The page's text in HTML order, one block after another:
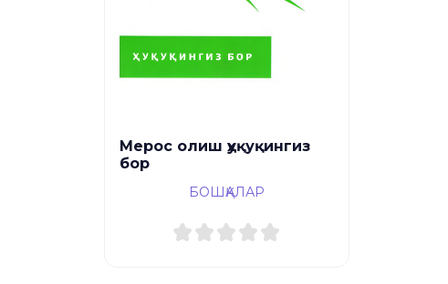
Мерос олиш ҳуқуқингиз
бор
БОШҚАЛАР